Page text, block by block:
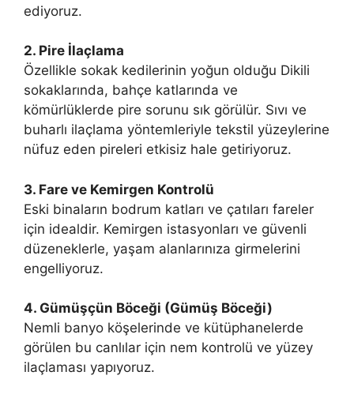
ediyoruz.
2. Pire İlaçlama
Özellikle sokak kedilerinin yoğun olduğu Dikili
sokaklarında, bahçe katlarında ve
kömürlüklerde pire sorunu sık görülür. Sıvı ve
buharlı ilaçlama yöntemleriyle tekstil yüzeylerine
nüfuz eden pireleri etkisiz hale getiriyoruz.
3. Fare ve Kemirgen Kontrolü
Eski binaların bodrum katları ve çatıları fareler
için idealdir. Kemirgen istasyonları ve güvenli
düzeneklerle, yaşam alanlarınıza girmelerini
engelliyoruz.
4. Gümüşçün Böceği (Gümüş Böceği)
Nemli banyo köşelerinde ve kütüphanelerde
görülen bu canlılar için nem kontrolü ve yüzey
ilaçlaması yapıyoruz.